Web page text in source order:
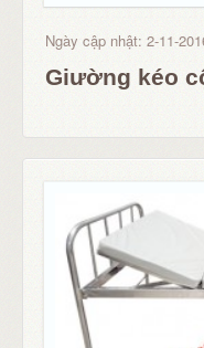
Ngày cập nhật: 2-11-
Giường kéo